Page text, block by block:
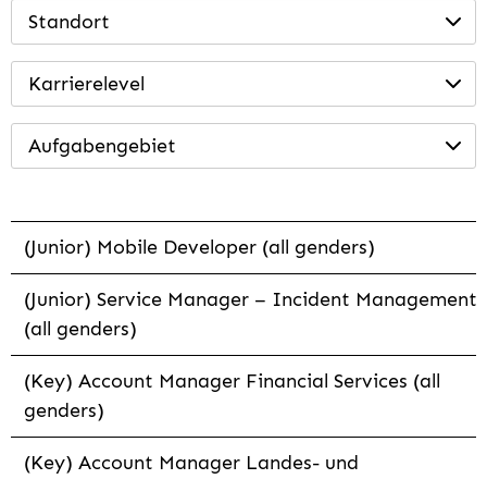
Standort
Karrierelevel
Aufgabengebiet
(Junior) Mobile Developer (all genders)
(Junior) Service Manager – Incident Management
(all genders)
(Key) Account Manager Financial Services (all
genders)
(Key) Account Manager Landes- und